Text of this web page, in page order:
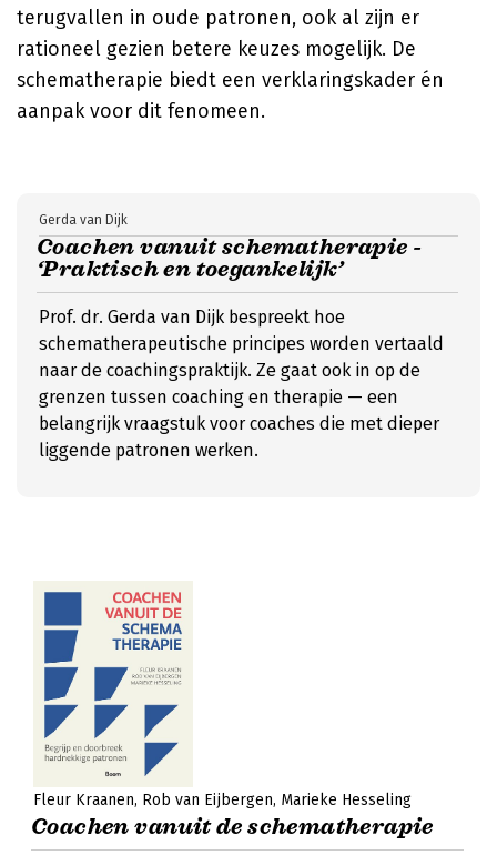
terugvallen in oude patronen, ook al zijn er
rationeel gezien betere keuzes mogelijk. De
schematherapie biedt een verklaringskader én
aanpak voor dit fenomeen.
Coachen vanuit schematherapie -
‘Praktisch en toegankelijk’
Gerda van Dijk
Prof. dr. Gerda van Dijk bespreekt hoe
schematherapeutische principes worden vertaald
naar de coachingspraktijk. Ze gaat ook in op de
grenzen tussen coaching en therapie — een
belangrijk vraagstuk voor coaches die met dieper
liggende patronen werken.
Fleur Kraanen Rob van Eijbergen Marieke Hesseling
Coachen vanuit de schematherapie